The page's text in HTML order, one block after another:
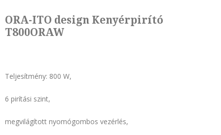
ORA-ITO design Kenyérpirító
T800ORAW
Teljesítmény: 800 W,
6 pirítási szint,
megvilágított nyomógombos vezérlés,